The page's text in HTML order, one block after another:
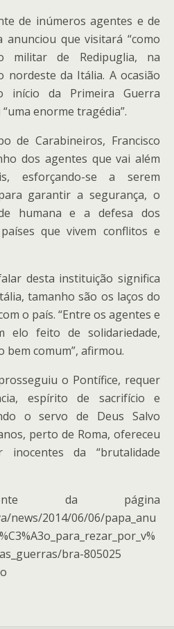
de inúmeros agentes e de
anunciou que visitará “como
militar de Redipuglia, na
nordeste da Itália. A ocasião
início da Primeira Guerra
enorme tragédia”.
de Carabineiros, Francisco
dos agentes que vai além
esforçando-se a serem
garantir a segurança, o
humana e a defesa dos
que vivem conflitos e
desta instituição significa
tamanho são os laços do
o país. “Entre os agentes e
elo feito de solidariedade,
bem comum”, afirmou.
o Pontífice, requer
espírito de sacrifício e
o servo de Deus Salvo
perto de Roma, ofereceu
da “brutalidade
da página
news/2014/06/06/papa_anu
bra-805025